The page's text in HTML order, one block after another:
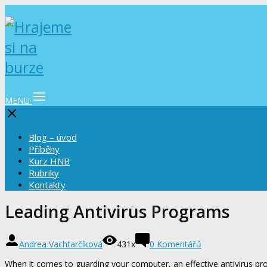
MENU
Blog – úvod
Příběhy
Kurz HNB
Rubriky
Kontakty
Leading Antivirus Programs
Andrea Vachtarčíková 431x
0 Komentářů
When it comes to guarding your computer, an effective antivirus